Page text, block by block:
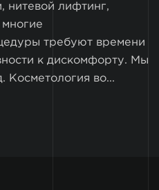
нитевой лифтинг,
требуют времени
к дискомфорту. Мы
Косметология во...